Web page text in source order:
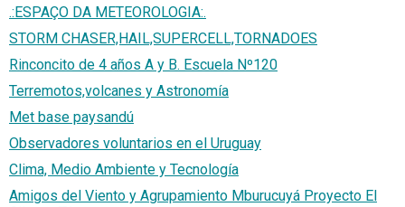
.:ESPAÇO DA METEOROLOGIA:.
STORM CHASER,HAIL,SUPERCELL,TORNADOES
Rinconcito de 4 años A y B. Escuela Nº120
Terremotos,volcanes y Astronomía
Met base paysandú
Observadores voluntarios en el Uruguay
Clima, Medio Ambiente y Tecnología
Amigos del Viento y Agrupamiento Mburucuyá Proyecto El